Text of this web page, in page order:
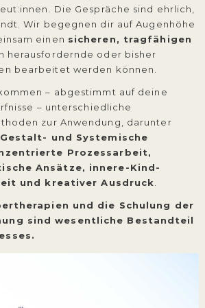
Die Gespräche sind ehrlich,
Wir begegnen dir auf Augenhöhe
einen sicheren, tragfähigen
herausfordernde oder bisher
bearbeitet werden können.
– abgestimmt auf deine
– unterschiedliche
zur Anwendung, darunter
und Systemische
Prozessarbeit,
Ansätze, innere-Kind-
und kreativer Ausdruck
und die Schulung der
sind wesentliche Bestandteil